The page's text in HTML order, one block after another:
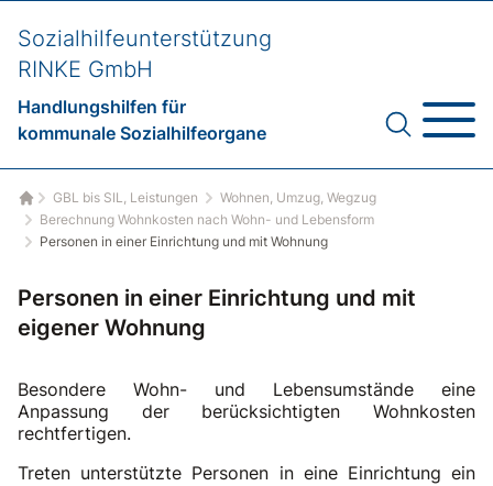
Sozialhilfeunterstützung
RINKE GmbH
Handlungshilfen für
kommunale Sozialhilfeorgane
Startseite
GBL bis SIL, Leistungen
Wohnen, Umzug, Wegzug
Berechnung Wohnkosten nach Wohn- und Lebensform
Personen in einer Einrichtung und mit Wohnung
Personen in einer Einrichtung und mit
eigener Wohnung
Besondere Wohn- und Lebensumstände eine
Anpassung der berücksichtigten Wohnkosten
rechtfertigen.
Treten unterstützte Personen in eine Einrichtung ein